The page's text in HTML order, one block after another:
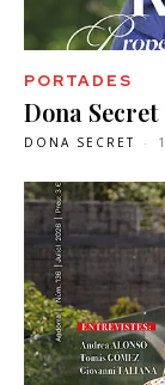
PORTADES
Dona Secret
DONA SECRET -